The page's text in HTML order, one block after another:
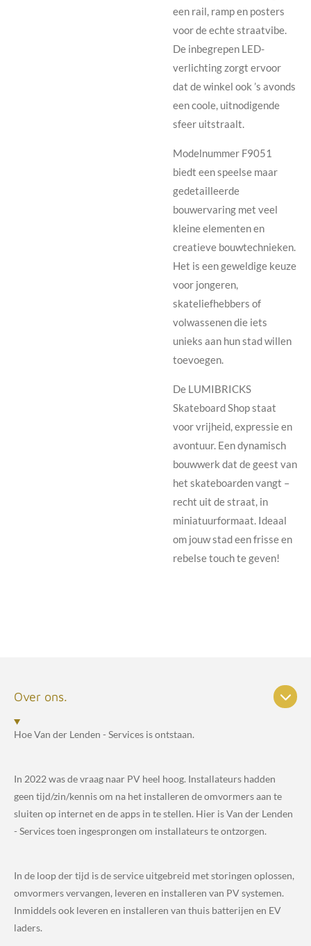
een rail, ramp en posters
voor de echte straatvibe.
De inbegrepen LED-
verlichting zorgt ervoor
dat de winkel ook ’s avonds
een coole, uitnodigende
sfeer uitstraalt.
Modelnummer F9051
biedt een speelse maar
gedetailleerde
bouwervaring met veel
kleine elementen en
creatieve bouwtechnieken.
Het is een geweldige keuze
voor jongeren,
skateliefhebbers of
volwassenen die iets
unieks aan hun stad willen
toevoegen.
De LUMIBRICKS
Skateboard Shop staat
voor vrijheid, expressie en
avontuur. Een dynamisch
bouwwerk dat de geest van
het skateboarden vangt –
recht uit de straat, in
miniatuurformaat. Ideaal
om jouw stad een frisse en
rebelse touch te geven!
Over ons.
Hoe Van der Lenden - Services is ontstaan.
In 2022 was de vraag naar PV heel hoog. Installateurs hadden
geen tijd/zin/kennis om na het installeren de omvormers aan te
sluiten op internet en de apps in te stellen. Hier is Van der Lenden
- Services toen ingesprongen om installateurs te ontzorgen.
In de loop der tijd is de service uitgebreid met storingen oplossen,
omvormers vervangen, leveren en installeren van PV systemen.
Inmiddels ook leveren en installeren van thuis batterijen en EV
laders.